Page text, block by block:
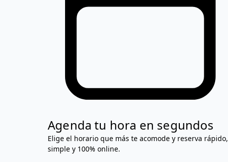
Agenda tu hora en segundos
Elige el horario que más te acomode y reserva rápido,
simple y 100% online.